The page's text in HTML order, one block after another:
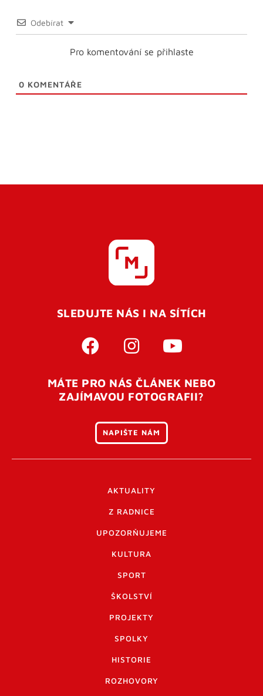
Odebírat
Pro komentování se přihlaste
0 KOMENTÁŘE
SLEDUJTE NÁS I NA SÍTÍCH
MÁTE PRO NÁS ČLÁNEK NEBO
ZAJÍMAVOU FOTOGRAFII?
NAPIŠTE NÁM
AKTUALITY
Z RADNICE
UPOZORŇUJEME
KULTURA
SPORT
ŠKOLSTVÍ
PROJEKTY
SPOLKY
HISTORIE
ROZHOVORY